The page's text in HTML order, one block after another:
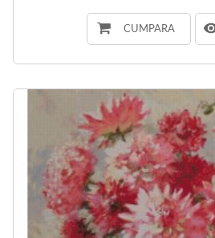
CUMPARA